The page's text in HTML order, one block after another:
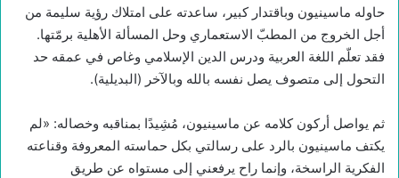
حاوله ماسينيون وباقتدار كبير، ساعدته على امتلاك رؤية سليمة من
أجل الخروج من المطبّ الاستعماري وحل المسألة الأهلية برمّتها.
فقد تعلّم اللغة العربية ودرس الدين الإسلامي وغاص في عمقه حد
التحول إلى متصوف يصل نفسه بالله وبالآخر (البديلية).
ثم يواصل أركون كلامه عن ماسينيون، مُشِيدًا بمناقبه وخصاله: «لم
يكتف ماسينيون بالرد على رسالتي بكل حماسته المعروفة وقناعته
الفكرية الراسخة، وإنما راح يرفعني إلى مستواه عن طريق